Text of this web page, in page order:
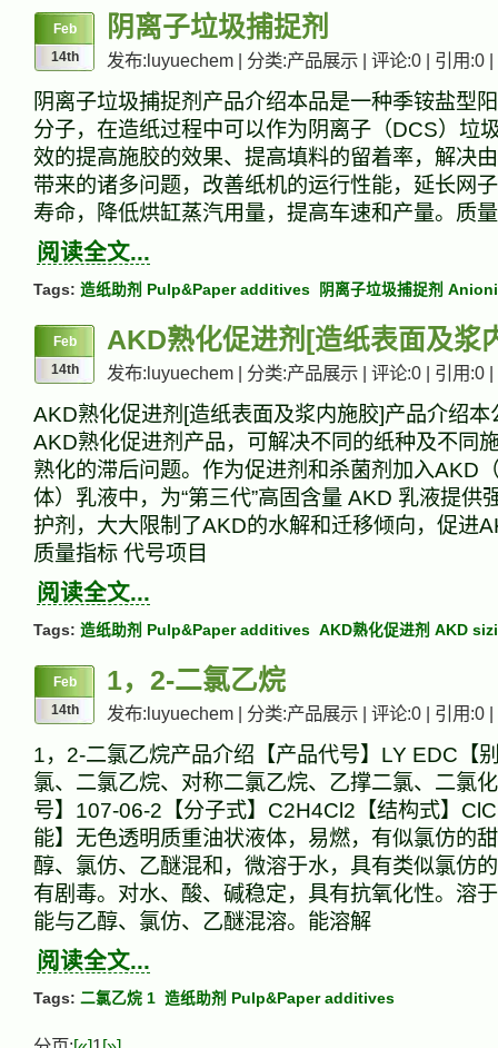
Feb
14th
阴离子垃圾捕捉剂
发布:luyuechem | 分类:产品展示 | 评论:0 | 引用:0 |
阴离子垃圾捕捉剂产品介绍本品是一种季铵盐型
分子，在造纸过程中可以作为阴离子（DCS）垃
效的提高施胶的效果、提高填料的留着率，解决
带来的诸多问题，改善纸机的运行性能，延长网
寿命，降低烘缸蒸汽用量，提高车速和产量
阅读全文...
Tags: 造纸助剂 Pulp&Paper additives 阴离子垃圾捕捉剂
Feb
14th
AKD熟化促进剂[造纸表面及浆
发布:luyuechem | 分类:产品展示 | 评论:0 | 引用:0 |
AKD熟化促进剂[造纸表面及浆内施胶]产品介绍本
AKD熟化促进剂产品，可解决不同的纸种及不同
熟化的滞后问题。作为促进剂和杀菌剂加入AKD
体）乳液中，为“第三代”高固含量 AKD 乳液提供
护剂，大大限制了AKD的水解和迁移倾向，促进
质量指标 代号项目
阅读全文...
Tags: 造纸助剂 Pulp&Paper additives AKD熟化促进剂 AKD
Feb
14th
1，2-二氯乙烷
发布:luyuechem | 分类:产品展示 | 评论:0 | 引用:0 |
1，2-二氯乙烷产品介绍【产品代号】LY EDC【
氯、二氯乙烷、对称二氯乙烷、乙撑二氯、二氯
号】107-06-2【分子式】C2H4Cl2【结构式】
能】无色透明质重油状液体，易燃，有似氯仿的
醇、氯仿、乙醚混和，微溶于水，具有类似氯仿
有剧毒。对水、酸、碱稳定，具有抗氧化性。溶
能与乙醇、氯仿、乙醚混溶。能溶解
阅读全文...
Tags: 二氯乙烷 1 造纸助剂 Pulp&Paper additives